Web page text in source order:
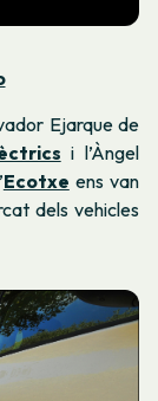
Ejarque de
i l’Àngel
Ecotxe ens van
dels vehicles